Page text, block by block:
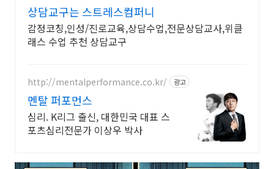
상담교구는 스트레스컴퍼니
감정코칭,인성/진로교육,상담수업,전문상담교사,위클
래스 수업 추천 상담교구
http://mentalperformance.co.kr/ 광고
멘탈 퍼포먼스
심리. K리그 출신, 대한민국 대표 스
포츠심리전문가 이상우 박사